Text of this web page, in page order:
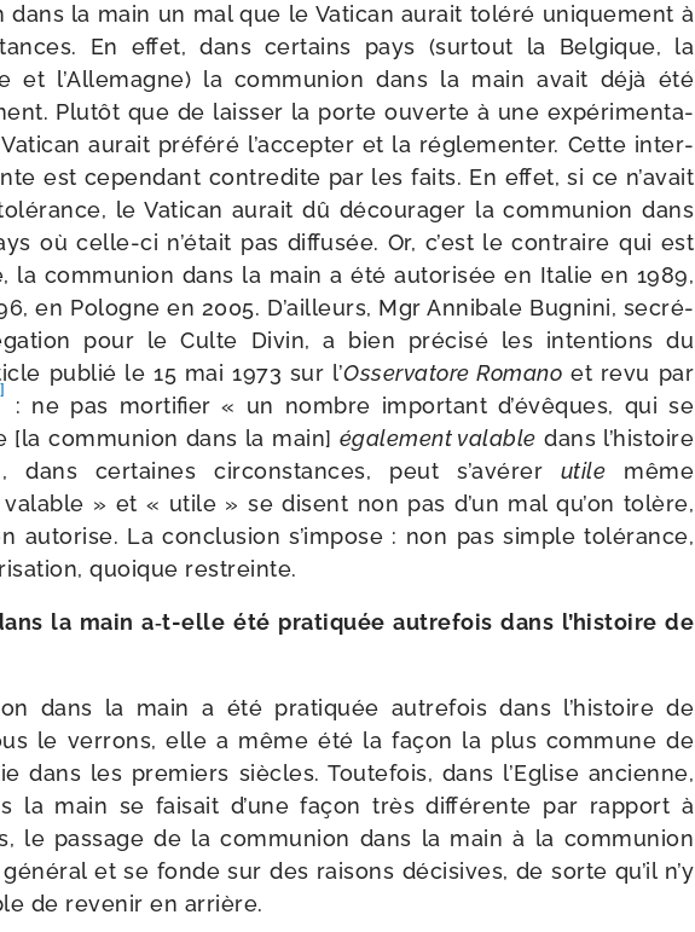
dans la main un mal que le Vatican aurait tolé­ré uni­que­ment à
En effet, dans cer­tains pays (sur­tout la Belgique, la
et l’Allemagne) la com­mu­nion dans la main avait déjà été
Plutôt que de lais­ser la porte ouverte à une expé­ri­men­ta­
aurait pré­fé­ré l’accepter et la régle­men­ter. Cette inter­
est cepen­dant contre­dite par les faits. En effet, si ce n’avait
le Vatican aurait dû décou­ra­ger la com­mu­nion dans
où celle-​ci n’était pas dif­fu­sée. Or, c’est le contraire qui est
la com­mu­nion dans la main a été auto­ri­sée en Italie en 1989,
en Pologne en 2005. D’ailleurs, Mgr Annibale Bugnini, secré­
pour le Culte Divin, a bien pré­ci­sé les inten­tions du
publié le 15 mai 1973 sur l’Osservatore Romano et revu par
: ne pas mor­ti­fier « un nombre impor­tant d’évêques, qui se
[la com­mu­nion dans la main] éga­le­ment valable dans l’histoire
dans cer­taines cir­cons­tances, peut s’avérer utile même
valable » et « utile » se disent non pas d’un mal qu’on tolère,
auto­rise. La conclu­sion s’impose : non pas simple tolé­rance,
quoique restreinte.
la main a‑t-​elle été pra­ti­quée autre­fois dans l’histoire de
dans la main a été pra­ti­quée autre­fois dans l’histoire de
le ver­rons, elle a même été la façon la plus com­mune de
dans les pre­miers siècles. Toutefois, dans l’Eglise ancienne,
la main se fai­sait d’une façon très dif­fé­rente par rap­port à
le pas­sage de la com­mu­nion dans la main à la com­mu­nion
et se fonde sur des rai­sons déci­sives, de sorte qu’il n’y
de reve­nir en arrière.